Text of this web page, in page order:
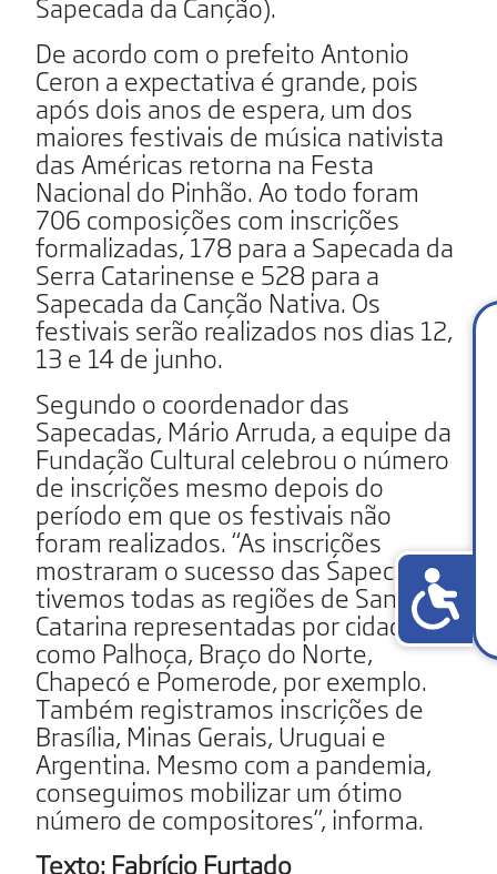
De acordo com o prefeito Antonio
Ceron a expectativa é grande, pois
após dois anos de espera, um dos
maiores festivais de música nativista
das Américas retorna na Festa
Nacional do Pinhão. Ao todo foram
706 composições com inscrições
formalizadas, 178 para a Sapecada da
Serra Catarinense e 528 para a
Sapecada da Canção Nativa. Os
festivais serão realizados nos dias 12,
13 e 14 de junho.
Segundo o coordenador das
Sapecadas, Mário Arruda, a equipe da
Fundação Cultural celebrou o número
de inscrições mesmo depois do
período em que os festivais não
foram realizados. “As inscrições
mostraram o sucesso das Sapecadas,
tivemos todas as regiões de Santa
Catarina representadas por cidades
como Palhoça, Braço do Norte,
Chapecó e Pomerode, por exemplo.
Também registramos inscrições de
Brasília, Minas Gerais, Uruguai e
Argentina. Mesmo com a pandemia,
conseguimos mobilizar um ótimo
número de compositores”, informa.
Texto: Fabrício Furtado